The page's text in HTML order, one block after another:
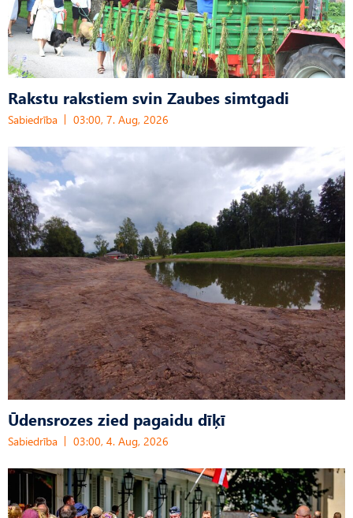
Rakstu rakstiem svin Zaubes simtgadi
Sabiedrība 03:00, 7. Aug, 2026
Ūdensrozes zied pagaidu dīķī
Sabiedrība 03:00, 4. Aug, 2026